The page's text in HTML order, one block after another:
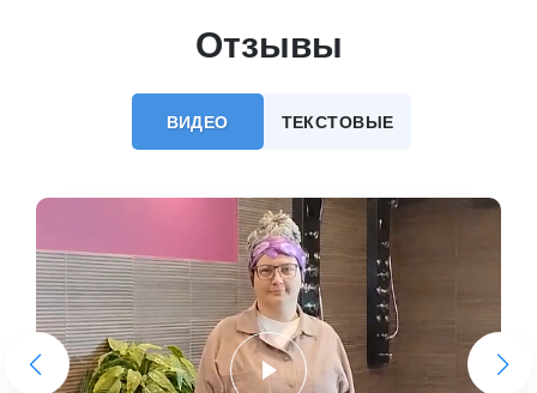
Отзывы
ВИДЕО ТЕКСТОВЫЕ